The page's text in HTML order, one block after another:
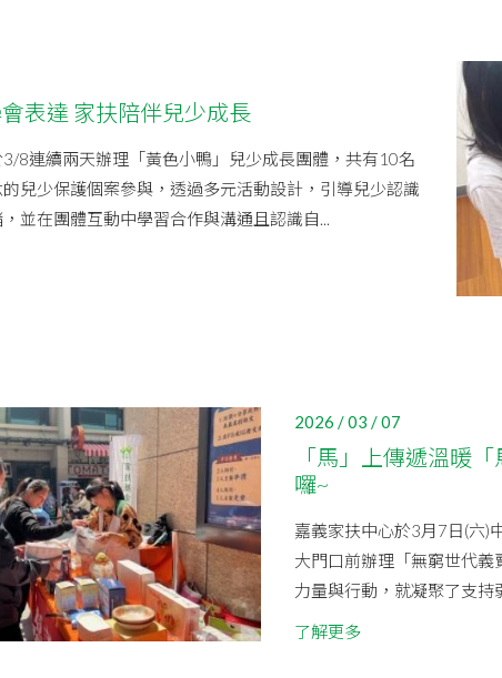
表達 家扶陪伴兒少成長
8連續兩天辦理「黃色小鴨」兒少成長團體，共有10名
兒少保護個案參與，透過多元活動設計，引導兒少認識
並在團體互動中學習合作與溝通且認識自...
2026 / 03 / 07
「馬」上傳遞溫暖
囉~
嘉義家扶中心於3月7日(六)
大門口前辦理「無窮世代
力量與行動，就凝聚了支持
了解更多